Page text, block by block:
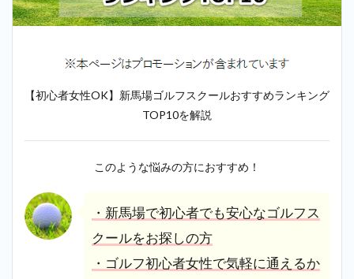
【初心者女性OK】新馬場ゴルフスクールおすすめランキング
TOP10を解説
このような悩みの方におすすめ！
・新馬場で初心者でも安心なゴルフス
クールをお探しの方
・ゴルフ初心者女性で気軽に通えるか